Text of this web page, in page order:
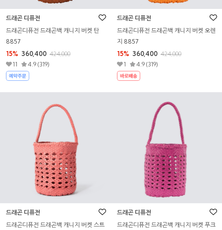
드래곤 디퓨전
드래곤디퓨전 드래곤백 캐니지 버켓 탄
8857
15% 360,400 424,000
11
4.9 (319)
드래곤 디퓨전
드래곤디퓨전 드래곤백 캐니지 버켓 오렌
지 8857
15% 360,400 424,000
1
4.9 (319)
드래곤 디퓨전
드래곤디퓨전 드래곤백 캐니지 버켓 스트
드래곤 디퓨전
드래곤디퓨전 드래곤백 캐니지 버켓 푸크